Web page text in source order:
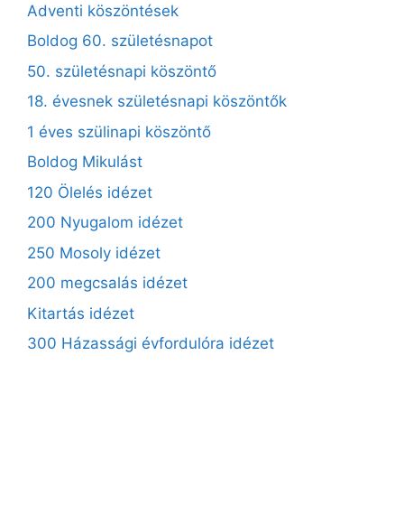
Adventi köszöntések
Boldog 60. születésnapot
50. születésnapi köszöntő
18. évesnek születésnapi köszöntők
1 éves szülinapi köszöntő
Boldog Mikulást
120 Ölelés idézet
200 Nyugalom idézet
250 Mosoly idézet
200 megcsalás idézet
Kitartás idézet
300 Házassági évfordulóra idézet